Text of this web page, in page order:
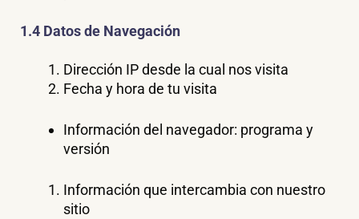
1.4 Datos de Navegación
Dirección IP desde la cual nos visita
Fecha y hora de tu visita
Información del navegador: programa y
versión
Información que intercambia con nuestro
sitio